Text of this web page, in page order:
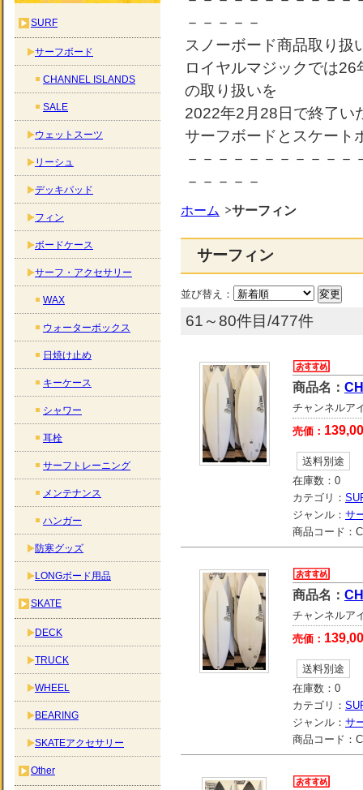
－－－－－
スノーボード商品取り扱
ロイヤルマジックでは
の取り扱いを
2022年2月28日で終了い
サーフボードとスケート
－－－－－－－－－－
－－－－－
ホーム サーフィン
サーフィン
並び替え：
61～80件目/477件
商品名：
チャンネルア
売価：
送料別途
在庫数： 0
カテゴリ：
ジャンル： サ
商品コード：
商品名：
チャンネルア
売価：
送料別途
在庫数： 0
カテゴリ：
ジャンル： サ
商品コード：
SURF
サーフボード
CHANNEL ISLANDS
SALE
ウェットスーツ
リーシュ
デッキパッド
フィン
ボードケース
サーフ・アクセサリー
WAX
ウォーターボックス
日焼け止め
キーケース
シャワー
耳栓
サーフトレーニング
メンテナンス
ハンガー
防寒グッズ
LONGボード用品
SKATE
DECK
TRUCK
WHEEL
BEARING
SKATEアクセサリー
Other